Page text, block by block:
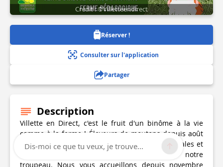
Crédit : ©Villetteendirect
Réserver !
Consulter sur l'application
Partager
Description
Villette en Direct, c'est le fruit d'un binôme à la vie
comme à la ferme ! Éleveurs de moutons depuis août
2017, nous produisons sur notre ferme les céréales et
les fourrages qui permettent d'alimenter notre
troupeau. Nous vous accueillons depuis novembre
Dis-moi ce que tu veux, je trouve...